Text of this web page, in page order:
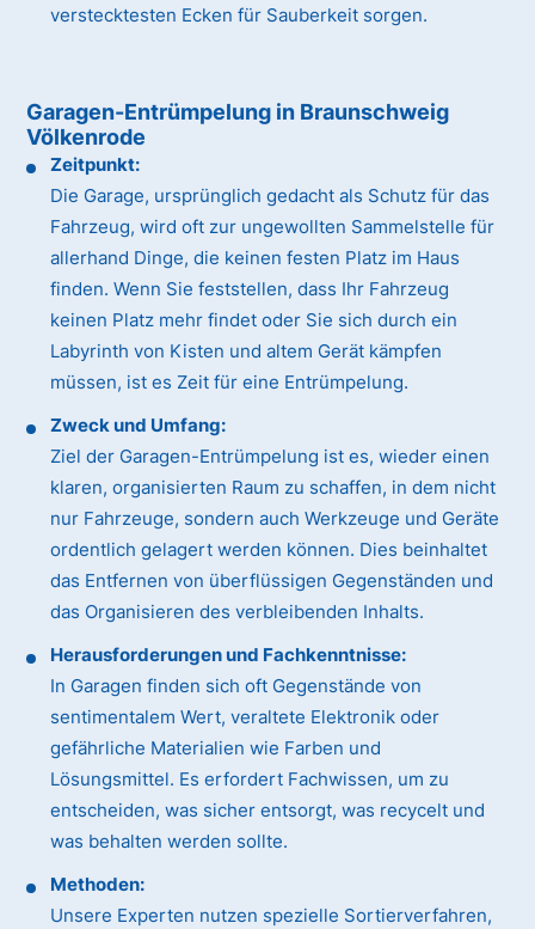
verstecktesten Ecken für Sauberkeit sorgen.
Garagen-Entrümpelung in Braunschweig
Völkenrode
Zeitpunkt:
Die Garage, ursprünglich gedacht als Schutz für das
Fahrzeug, wird oft zur ungewollten Sammelstelle für
allerhand Dinge, die keinen festen Platz im Haus
finden. Wenn Sie feststellen, dass Ihr Fahrzeug
keinen Platz mehr findet oder Sie sich durch ein
Labyrinth von Kisten und altem Gerät kämpfen
müssen, ist es Zeit für eine Entrümpelung.
Zweck und Umfang:
Ziel der Garagen-Entrümpelung ist es, wieder einen
klaren, organisierten Raum zu schaffen, in dem nicht
nur Fahrzeuge, sondern auch Werkzeuge und Geräte
ordentlich gelagert werden können. Dies beinhaltet
das Entfernen von überflüssigen Gegenständen und
das Organisieren des verbleibenden Inhalts.
Herausforderungen und Fachkenntnisse:
In Garagen finden sich oft Gegenstände von
sentimentalem Wert, veraltete Elektronik oder
gefährliche Materialien wie Farben und
Lösungsmittel. Es erfordert Fachwissen, um zu
entscheiden, was sicher entsorgt, was recycelt und
was behalten werden sollte.
Methoden:
Unsere Experten nutzen spezielle Sortierverfahren,